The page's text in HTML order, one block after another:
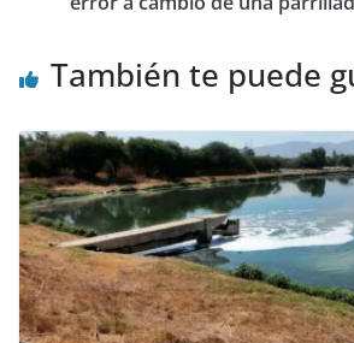
También te puede